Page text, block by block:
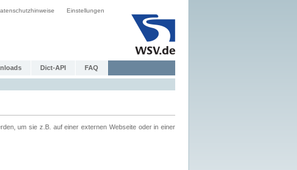
Einstellungen
Dict-API FAQ
um sie z.B. auf einer externen Webseite oder in einer